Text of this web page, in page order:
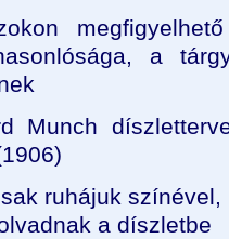
a
Munch
ruhájuk
a díszletbe